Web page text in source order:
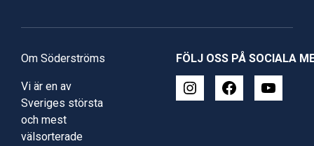
Om Söderströms
Vi är en av
Sveriges största
och mest
välsorterade
FÖLJ OSS PÅ SOCIALA